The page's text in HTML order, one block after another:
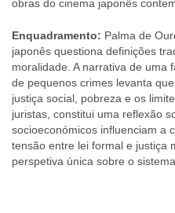
obras do cinema japonês
Enquadramento: Palma de
japonês questiona definições
moralidade. A narrativa de uma
de pequenos crimes levanta
justiça social, pobreza e os
juristas, constitui uma reflexão
socioeconómicos influenciam a
tensão entre lei formal e justiça
perspetiva única sobre o